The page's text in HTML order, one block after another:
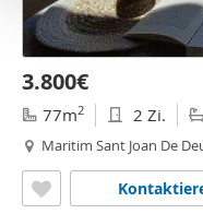
3.800€
77m2 2 Zi.
Maritim Sant Joan De